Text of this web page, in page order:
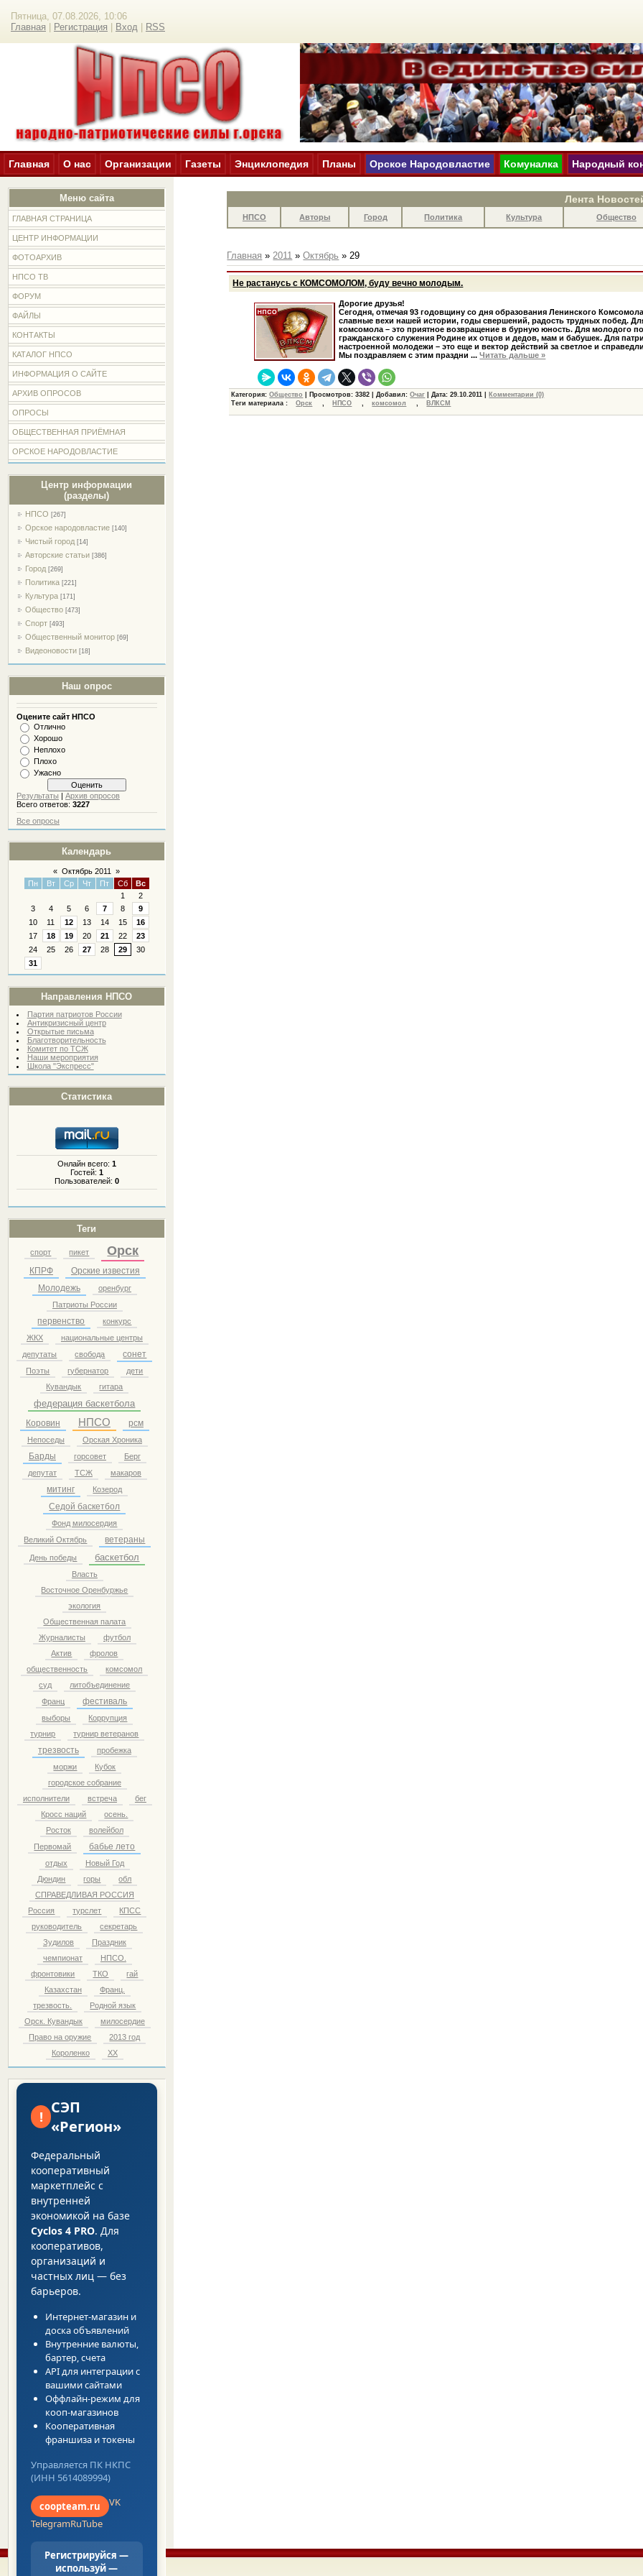
Пятница, 07.08.2026, 10:06
Главная
Регистрация Вход RSS
Главная О нас Организации Газеты Энциклопедия Планы Орское Народовластие Комуналка Народный
Меню сайта
ГЛАВНАЯ СТРАНИЦА
ЦЕНТР ИНФОРМАЦИИ
ФОТОАРХИВ
НПСО ТВ
ФОРУМ
ФАЙЛЫ
КОНТАКТЫ
КАТАЛОГ НПСО
ИНФОРМАЦИЯ О САЙТЕ
АРХИВ ОПРОСОВ
ОПРОСЫ
ОБЩЕСТВЕННАЯ ПРИЁМНАЯ
ОРСКОЕ НАРОДОВЛАСТИЕ
Центр информации
(разделы)
НПСО [267]
Орское народовластие [140]
Чистый город [14]
Авторские статьи [386]
Город [269]
Политика [221]
Культура [171]
Общество [473]
Спорт [493]
Общественный монитор [69]
Видеоновости [18]
Наш опрос
Оцените сайт НПСО
Отлично
Хорошо
Неплохо
Плохо
Ужасно
Результаты | Архив опросов
Всего ответов: 3227
Все опросы
Календарь
« Октябрь 2011
»
Пн
Вт Ср Чт Пт Сб
Вс
1
2
3
4 5 6 7 8
9
10
11 12 13 14 15
16
17
18 19 20 21 22
23
24
25 26 27 28 29
30
31
Направления НПСО
Партия патриотов России
Антикризисный центр
Открытые письма
Благотворительность
Комитет по ТСЖ
Наши мероприятия
Школа "Экспресс"
Статистика
Онлайн всего: 1
Гостей: 1
Пользователей: 0
Теги
спорт пикет Орск
КПРФ
Орские известия
Молодежь
оренбург
Патриоты России
первенство
конкурс
ЖКХ
национальные центры
депутаты
свобода сонет
Поэты губернатор
дети
Кувандык
гитара
федерация баскетбола
Коровин НПСО рсм
Непоседы Орская Хроника
Барды горсовет
Берг
депутат
ТСЖ макаров
митинг Козерод
Седой баскетбол
Фонд милосердия
Великий Октябрь
ветераны
День победы баскетбол
Власть
Восточное Оренбуржье
экология
Общественная палата
Журналисты
футбол
Актив
фролов
общественность
комсомол
суд
литобъединение
Франц
фестиваль
выборы
Коррупция
турнир
турнир ветеранов
трезвость
пробежка
моржи
Кубок
городское собрание
исполнители
встреча
бег
Кросс наций
осень.
Росток
волейбол
Первомай
бабье лето
отдых
Новый Год
Дюндин
горы
обл
СПРАВЕДЛИВАЯ РОССИЯ
Россия
турслет
КПСС
руководитель
секретарь
Зудилов
Праздник
чемпионат
НПСО.
фронтовики
ТКО
гай
Казахстан
Франц.
трезвость.
Родной язык
Орск. Кувандык
милосердие
Право на оружие
2013 год
Короленко
ХХ
! СЭП
«Регион»
Федеральный
кооперативный
маркетплейс с
внутренней
экономикой на базе
Cyclos 4 PRO. Для
кооперативов,
организаций и
частных лиц — без
барьеров.
Интернет-магазин и
доска объявлений
Внутренние валюты,
бартер, счета
API для интеграции с
вашими сайтами
Оффлайн-режим для
кооп-магазинов
Кооперативная
франшиза и токены
Управляется ПК НКПС
(ИНН 5614089994)
coopteam.ru
VK
TelegramRuTube
Регистрируйся —
используй —
Лента
НПСО Авторы Город Политика Культура Общество
Главная » 2011 » Октябрь » 29
Не растанусь с КОМСОМОЛОМ, буду вечно молодым.
Дорогие друзья!
Сегодня, отмечая 93 годовщину со дня образования Ленинского
славные вехи нашей истории, годы свершений, радость трудных побед.
комсомола – это приятное возвращение в бурную юность. Для молодого
гражданского служения Родине их отцов и дедов, мам и бабушек. Для
настроенной молодежи – это еще и вектор действий за светлое и
Мы поздравляем с этим праздни...Читать дальше »
Категория:Общество | Просмотров: 3382 | Добавил:Очаг | Дата:29.10.2011
Комментарии (0)
Теги материала :
Орск НПСО комсомол ВЛКСМ